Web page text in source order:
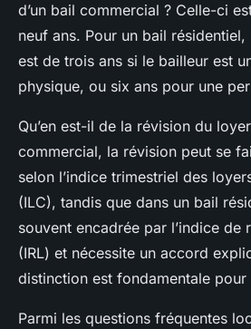
d’un bail commercial ? Celle-ci
neuf ans. Pour un bail
est de trois ans si le bailleur est
physique, ou six ans pour une
Qu’en est-il de la révision du
commercial, la révision peut se
selon l’indice trimestriel des
(ILC), tandis que dans un bail
souvent encadrée par l’indice de
(IRL) et nécessite un accord
distinction est fondamentale
Parmi les questions fréquentes